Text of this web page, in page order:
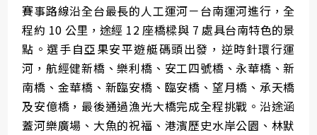
賽事路線沿全台最長的人工運河－台南運河進行，全
程約 10 公里，途經 12 座橋樑與 7 處具台南特色的景
點。選手自亞果安平遊艇碼頭出發，逆時針環行運
河，航經健新橋、樂利橋、安工四號橋、永華橋、新
南橋、金華橋、新臨安橋、臨安橋、望月橋、承天橋
及安億橋，最後通過漁光大橋完成全程挑戰。沿途涵
蓋河樂廣場、大魚的祝福、港濱歷史水岸公園、林默